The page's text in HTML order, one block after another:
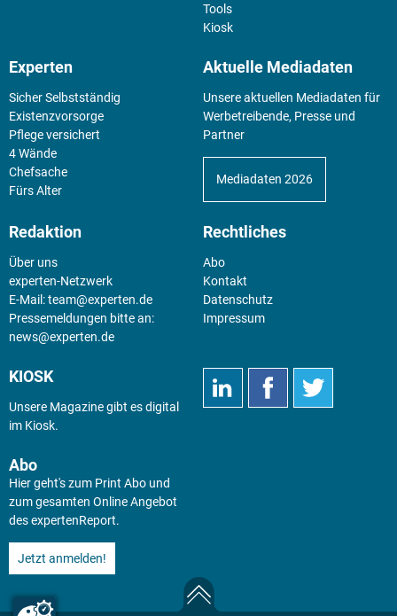
Tools
Kiosk
Experten
Sicher Selbstständig
Existenz­vorsorge
Pflege versichert
4 Wände
Chefsache
Fürs Alter
Aktuelle Mediadaten
Unsere aktuellen Mediadaten für
Werbetreibende, Presse und
Partner
Mediadaten 2026
Redaktion
Über uns
experten-Netzwerk
E-Mail:team@experten.de
Pressemeldungen bitte an:
news@experten.de
Rechtliches
Abo
Kontakt
Datenschutz
Impressum
KIOSK
Unsere Magazine gibt es digital
im Kiosk.
Abo
Hier geht's zum Print Abo und
zum gesamten Online Angebot
des expertenReport.
Jetzt anmelden!